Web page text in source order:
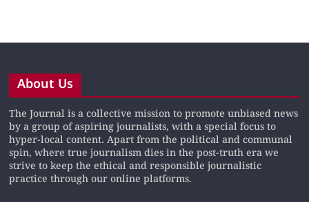
About Us
The Journal is a collective mission to promote unbiased news
by a group of aspiring journalists, with a special focus to
hyper-local content. Apart from the political and communal
spin, where true journalism dies in the post-truth era we
strive to keep the ethical and responsible journalistic
practice through our online platforms.